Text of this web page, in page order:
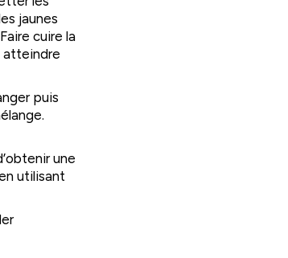
jaunes
cuire la
atteindre
puis
une
utilisant